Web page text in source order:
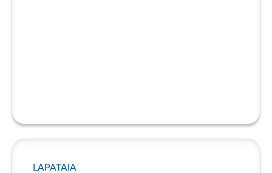
LAPATAIA